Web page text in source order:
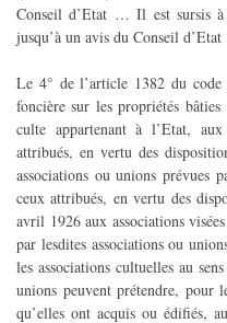
Conseil d’Etat … Il est sursis
jusqu’à un avis du Conseil d’Etat
Le 4° de l’article 1382 du
foncière sur les propriétés
culte appartenant à l’Etat,
attribués, en vertu des
associations ou unions
ceux attribués, en vertu des
avril 1926 aux associations
par lesdites associations ou
les associations cultuelles au
unions peuvent prétendre, pour
qu’elles ont acquis ou édifiés,